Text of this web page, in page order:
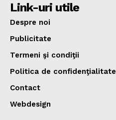
Link-uri utile
Despre noi
Publicitate
Termeni şi condiţii
Politica de confidenţialitate
Contact
Webdesign